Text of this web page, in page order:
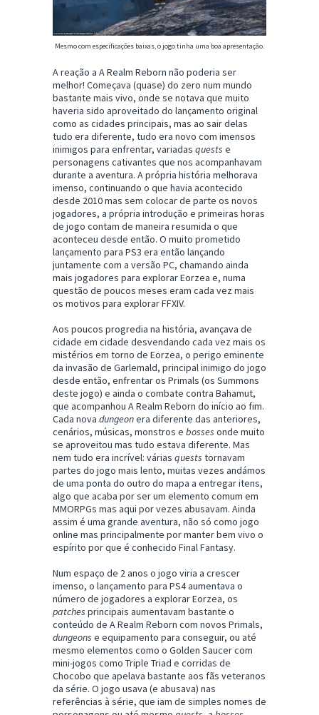
Mesmo com especificações baixas, o jogo tinha uma boa apresentação.
A reação a A Realm Reborn não poderia ser
melhor! Começava (quase) do zero num mundo
bastante mais vivo, onde se notava que muito
haveria sido aproveitado do lançamento original
como as cidades principais, mas ao sair delas
tudo era diferente, tudo era novo com imensos
inimigos para enfrentar, variadas quests e
personagens cativantes que nos acompanhavam
durante a aventura. A própria história melhorava
imenso, continuando o que havia acontecido
desde 2010 mas sem colocar de parte os novos
jogadores, a própria introdução e primeiras horas
de jogo contam de maneira resumida o que
aconteceu desde então. O muito prometido
lançamento para PS3 era então lançando
juntamente com a versão PC, chamando ainda
mais jogadores para explorar Eorzea e, numa
questão de poucos meses eram cada vez mais
os motivos para explorar FFXIV.
Aos poucos progredia na história, avançava de
cidade em cidade desvendando cada vez mais os
mistérios em torno de Eorzea, o perigo eminente
da invasão de Garlemald, principal inimigo do jogo
desde então, enfrentar os Primals (os Summons
deste jogo) e ainda o combate contra Bahamut,
que acompanhou A Realm Reborn do início ao fim.
Cada nova dungeonera diferente das anteriores,
cenários, músicas, monstros e bosses onde muito
se aproveitou mas tudo estava diferente. Mas
nem tudo era incrível: várias quests tornavam
partes do jogo mais lento, muitas vezes andámos
de uma ponta do outro do mapa a entregar itens,
algo que acaba por ser um elemento comum em
MMORPGs mas aqui por vezes abusavam. Ainda
assim é uma grande aventura, não só como jogo
online mas principalmente por manter bem vivo o
espírito por que é conhecido Final Fantasy.
Num espaço de 2 anos o jogo viria a crescer
imenso, o lançamento para PS4 aumentava o
número de jogadores a explorar Eorzea, os
patches principais aumentavam bastante o
conteúdo de A Realm Reborn com novos Primals,
dungeons e equipamento para conseguir, ou até
mesmo elementos como o Golden Saucer com
mini-jogos como Triple Triad e corridas de
Chocobo que apelava bastante aos fãs veteranos
da série. O jogo usava (e abusava) nas
referências à série, que iam de simples nomes de